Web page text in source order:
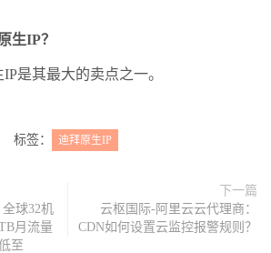
生IP？
是其最大的卖点之一。
标签： 迪拜原生IP
全球32机
月流量
至
下一篇
云枢国际-阿里云云代理商：
CDN如何设置云监控报警规则？